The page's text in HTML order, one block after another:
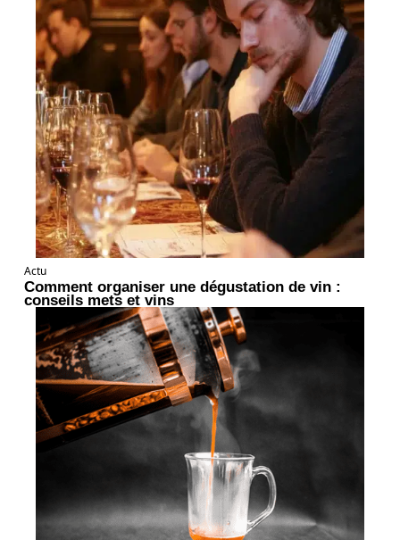
Actu
Comment organiser une dégustation de vin :
conseils mets et vins